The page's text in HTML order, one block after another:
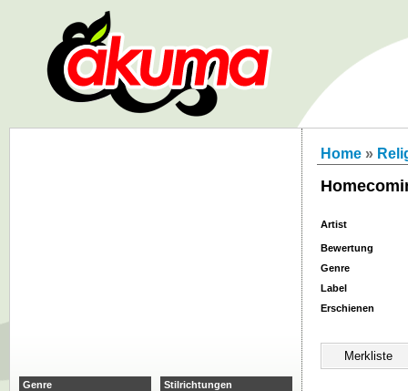
Home »
Artist
Bewertung
Genre
Label
Erschienen
Genre
Stilrichtungen